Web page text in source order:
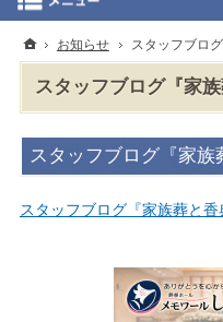
スタッフブログ『家族
スタッフブログ『家族
スタッフブログ『家族葬と香
ホーム
お知らせ スタッフブロ